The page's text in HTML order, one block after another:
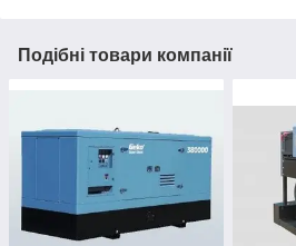
Подібні товари компанії